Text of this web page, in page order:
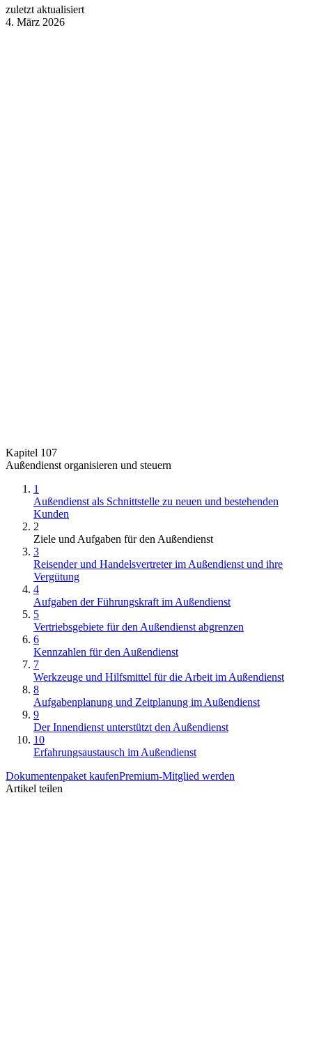
zuletzt aktualisiert
4. März 2026
Kapitel 107
Außendienst organisieren und steuern
1
Außendienst als Schnittstelle zu neuen und bestehenden
Kunden
2
Ziele und Aufgaben für den Außendienst
3
Reisender und Handelsvertreter im Außendienst und ihre
Vergütung
4
Aufgaben der Führungskraft im Außendienst
5
Vertriebsgebiete für den Außendienst abgrenzen
6
Kennzahlen für den Außendienst
7
Werkzeuge und Hilfsmittel für die Arbeit im Außendienst
8
Aufgabenplanung und Zeitplanung im Außendienst
9
Der Innendienst unterstützt den Außendienst
10
Erfahrungsaustausch im Außendienst
Dokumentenpaket kaufenPremium-Mitglied werden
Artikel teilen